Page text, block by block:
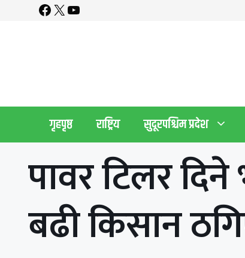
Facebook
X YouTube
गृहपृष्ठ राष्ट्रिय सुदूरपश्चिम प्रदेश
पावर टिलर
बढी किसान